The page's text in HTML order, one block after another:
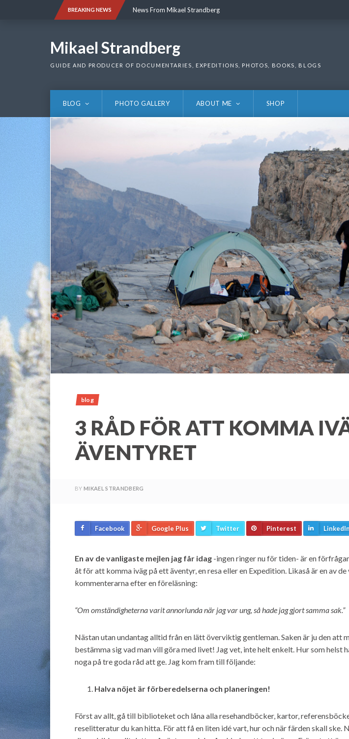
BREAKING NEWS News From Mikael Strandberg
Mikael Strandberg
GUIDE AND PRODUCER OF DOCUMENTARIES, EXPEDITIONS, PHOTOS, BOOKS, BLOGS
BLOG PHOTO GALLERY ABOUT ME SHOP
blog
3 RÅD FÖR ATT KOMMA
ÄVENTYRET
BY MIKAEL STRANDBERG
Facebook Google Plus Twitter Pinterest LinkedIn
En av de vanligaste mejlen jag får idag -ingen ringer nu för tiden- är en
åt för att komma iväg på ett äventyr, en resa eller en Expedition. Likaså är en av
kommenterarna efter en föreläsning:
“Om omständigheterna varit annorlunda när jag var ung, så hade jag gjort samma sak.”
Nästan utan undantag alltid från en lätt överviktig gentleman. Saken är ju den att
bestämma sig vad man vill göra med livet! Jag vet, inte helt enkelt. Hur som helst
noga på tre goda råd att ge. Jag kom fram till följande:
Halva nöjet är förberedelserna och planeringen!
Först av allt, gå till biblioteket och låna alla resehandböcker, kartor,
reselitteratur du kan hitta. För att få en liten idé vart, hur och när färden skall ske.